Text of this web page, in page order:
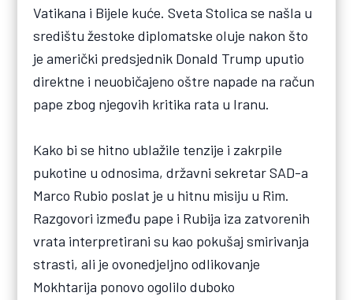
Vatikana i Bijele kuće. Sveta Stolica se našla u
središtu žestoke diplomatske oluje nakon što
je američki predsjednik Donald Trump uputio
direktne i neuobičajeno oštre napade na račun
pape zbog njegovih kritika rata u Iranu.
Kako bi se hitno ublažile tenzije i zakrpile
pukotine u odnosima, državni sekretar SAD-a
Marco Rubio poslat je u hitnu misiju u Rim.
Razgovori između pape i Rubija iza zatvorenih
vrata interpretirani su kao pokušaj smirivanja
strasti, ali je ovonedjeljno odlikovanje
Mokhtarija ponovo ogolilo duboko